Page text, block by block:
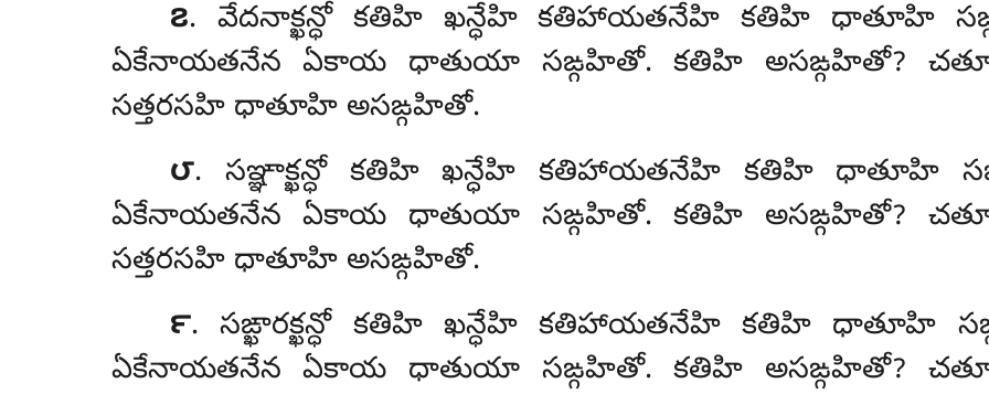
౭. వేదనాక్ఖన్ధో కతిహి ఖన్ధేహి కతిహాయతనేహి కతిహి ధాతూహి
ఏకేనాయతనేన ఏకాయ ధాతుయా సఙ్గహితో. కతిహి అసఙ్గహితో?
సత్తరసహి ధాతూహి అసఙ్గహితో.
౮. సఞ్ఞాక్ఖన్ధో కతిహి ఖన్ధేహి కతిహాయతనేహి కతిహి ధాతూహి
ఏకేనాయతనేన ఏకాయ ధాతుయా సఙ్గహితో. కతిహి అసఙ్గహితో?
సత్తరసహి ధాతూహి అసఙ్గహితో.
౯. సఙ్ఖారక్ఖన్ధో కతిహి ఖన్ధేహి కతిహాయతనేహి కతిహి ధాతూహి
ఏకేనాయతనేన ఏకాయ ధాతుయా సఙ్గహితో. కతిహి అసఙ్గహితో?